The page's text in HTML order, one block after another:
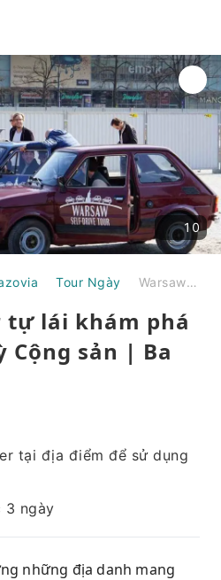
10
Tour Ngày Warsaw: Tour tự lái khám phá lịch sử thời kỳ Cộng sản | Ba Lan
tự lái khám phá
sản | Ba
tại địa điểm để sử dụng
3 ngày
những địa danh mang